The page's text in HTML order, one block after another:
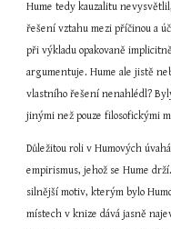
Hume tedy kauzalitu
řešení vztahu mezi příčinou a
při výkladu opakovaně
argumentuje. Hume ale jistě
vlastního řešení nenahlédl?
jinými než pouze filosofickými
Důležitou roli v Humových
empirismus, jehož se Hume
silnější motiv, kterým bylo
místech v knize dává jasně